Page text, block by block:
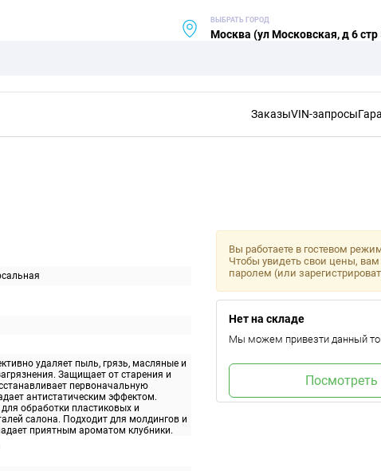
ВЫБРАТЬ ГОРОД
Москва (ул Московская, д 6 стр
ЗаказыVIN-запросы
удаляет пыль, грязь, масляные и
Защищает от старения и
первоначальную
антистатическим эффектом.
обработки пластиковых и
салона. Подходит для молдингов и
приятным ароматом клубники.
Вы работаете в гостевом
Чтобы увидеть свои цены,
паролем (или
Нет на складе
Мы можем привезти данный